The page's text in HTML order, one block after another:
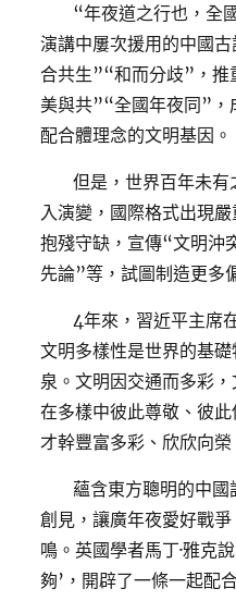
“年夜道之行也，全
演講中屢次援用的中國
合共生”“和而分歧”，
美與共”“全國年夜同”，
配合體理念的文明基因。
但是，世界百年未
入演變，國際格式出現
抱殘守缺，宣傳“文明沖
先論”等，試圖制造更多
4年來，習近平主席
文明多樣性是世界的基
泉。文明因交通而多彩
在多樣中彼此尊敬、彼
才幹豐富多彩、欣欣向榮
蘊含東方聰明的中國
創見，讓廣年夜愛好戰
鳴。英國學者馬丁·雅克
夠’，開辟了一條一起配